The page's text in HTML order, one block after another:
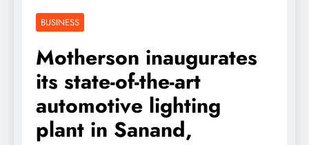
BUSINESS
Motherson inaugurates
its state-of-the-art
automotive lighting
plant in Sanand,